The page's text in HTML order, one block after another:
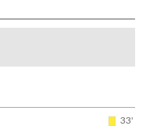
33'